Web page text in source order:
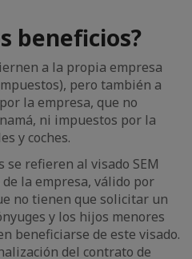
beneficios?
a la propia empresa
pero también a
la empresa, que no
ni impuestos por la
y coches.
refieren al visado SEM
la empresa, válido por
no tienen que solicitar un
y los hijos menores
beneficiarse de este visado.
del contrato de